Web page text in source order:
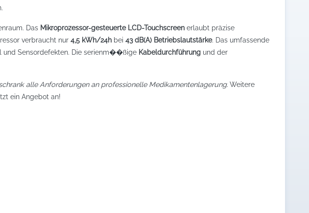
Das Mikroprozessor-gesteuerte LCD-Touchscreen erlaubt präzise
verbraucht nur 4,5 kWh/24h bei 43 dB(A) Betriebslautstärke. Das umfassende
und Sensordefekten. Die serienm��ßige Kabeldurchführung und der
alle Anforderungen an professionelle Medikamentenlagerung. Weitere
ein Angebot an!